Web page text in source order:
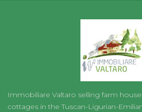
Immobiliare Valtaro selling farm
cottages in the Tuscan-Ligurian-